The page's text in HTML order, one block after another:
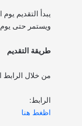
ويستمر حتى يوم السبت
طريقة التقديم
من خلال الرابط
الرابط:
اظغط هنا